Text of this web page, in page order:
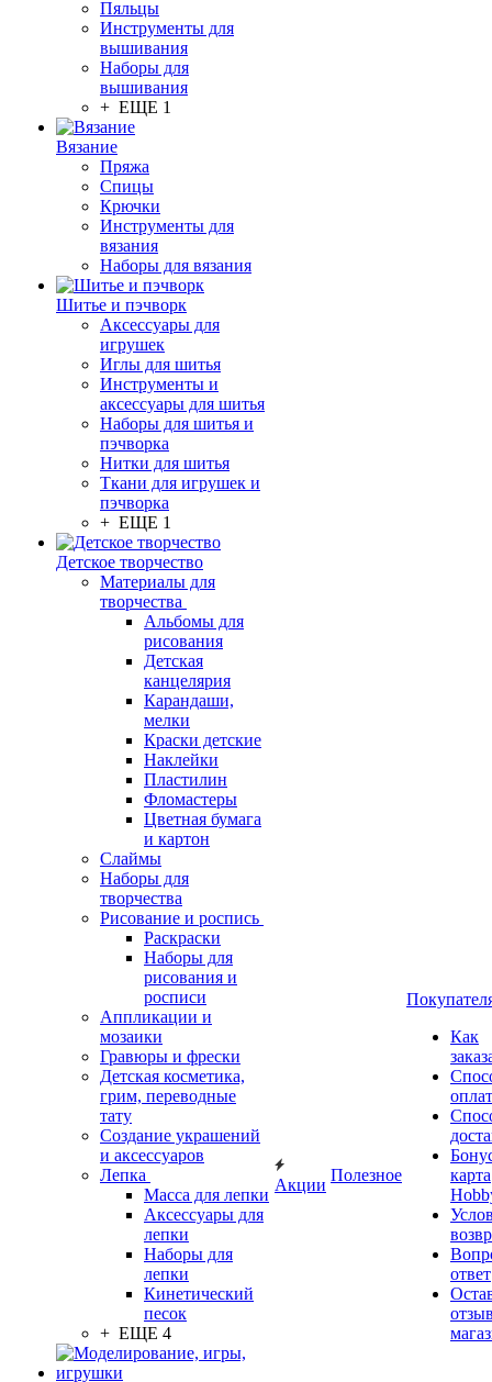
Пяльцы
Инструменты для
вышивания
Наборы для
вышивания
+ ЕЩЕ 1
Вязание
Пряжа
Спицы
Крючки
Инструменты для
вязания
Наборы для вязания
Шитье и пэчворк
Аксессуары для
игрушек
Иглы для шитья
Инструменты и
аксессуары для шитья
Наборы для шитья и
пэчворка
Нитки для шитья
Ткани для игрушек и
пэчворка
+ ЕЩЕ 1
Детское творчество
Материалы для
творчества
Альбомы для
рисования
Детская
канцелярия
Карандаши,
мелки
Краски детские
Наклейки
Пластилин
Фломастеры
Цветная бумага
и картон
Слаймы
Наборы для
творчества
Рисование и роспись
Раскраски
Наборы для
рисования и
росписи
Аппликации и
мозаики
Гравюры и фрески
Детская косметика,
грим, переводные
тату
Создание украшений
и аксессуаров
Лепка
Масса для лепки
Аксессуары для
лепки
Наборы для
лепки
Кинетический
песок
+ ЕЩЕ 4
Акции
Полезное
Как
карта
ответ